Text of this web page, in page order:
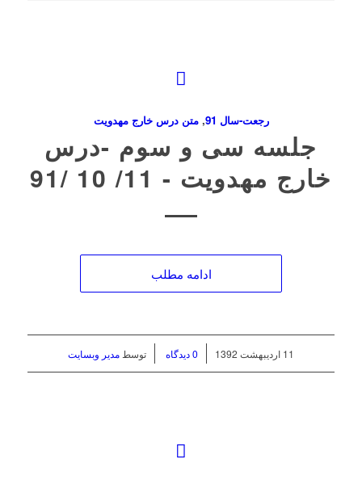
رجعت-سال 91 ,متن درس خارج مهدویت
جلسه سی و سوم ‌-درس
خارج مهدویت ‌- 11/ 10 /91
ادامه مطلب
11 اردیبهشت 1392 / 0 دیدگاه توسط مدیر وبسایت